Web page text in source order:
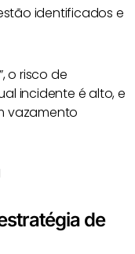
identificados e
o risco de
incidente é alto, e
vazamento
de